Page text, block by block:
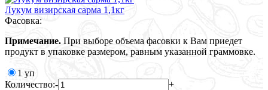
Лукум визирская сарма 1,1кг
Фасовка:
Примечание. При выборе объема фасовки к Вам приедет
продукт в упаковке размером, равным указанной граммовке.
1 уп
Количество:-
+